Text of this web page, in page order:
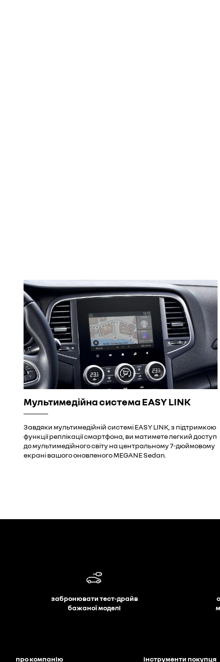
Мультимедійна система EASY LINK
Завдяки мультимедійній системі EASY LINK, з підтримкою
функції реплікації смартфона, ви матимете легкий доступ
до мультимедійного світу на центральному 7-дюймовому
екрані вашого оновленого MEGANE Sedan.
забронювати тест-драйв
бажаної моделі
про компанію інструменти покупця